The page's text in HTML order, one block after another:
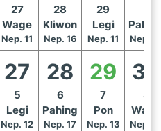
27
Wage
Nep. 11
28
Kliwon
Nep. 16
29
Legi
Nep. 11 Nep.
27
5
Legi
Nep. 12
28
6
Pahing
Nep. 17
29
7
Pon
Nep. 13
30
8
Wage
Nep.